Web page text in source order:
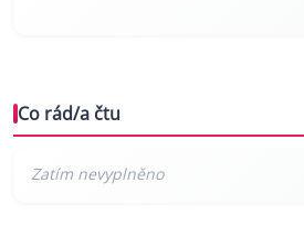
Co rád/a čtu